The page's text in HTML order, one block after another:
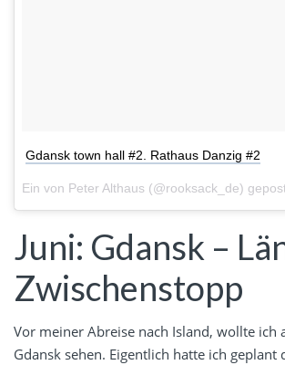
Gdansk town hall #2. Rathaus Danzig #2
Juni: Gdansk –
Zwischenstopp
Vor meiner Abreise nach Island, wollte ich
Gdansk sehen. Eigentlich hatte ich geplant